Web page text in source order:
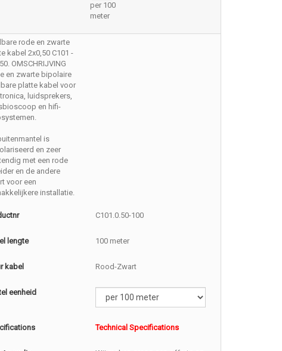
per 100
meter
rode en zwarte
kabel 2x0,50 C101 -
OMSCHRIJVING
en zwarte bipolaire
platte kabel voor
luidsprekers,
en hifi-
is
en zeer
met een rode
en de andere
voor een
installatie.
C101.0.50-100
lengte 100 meter
kabel Rood-Zwart
eenheid
Technical Specifications